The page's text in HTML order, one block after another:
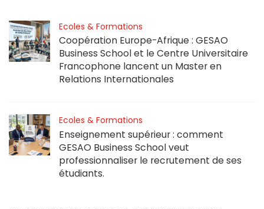
Ecoles & Formations
Coopération Europe-Afrique : GESAO
Business School et le Centre Universitaire
Francophone lancent un Master en
Relations Internationales
Ecoles & Formations
Enseignement supérieur : comment
GESAO Business School veut
professionnaliser le recrutement de ses
étudiants.